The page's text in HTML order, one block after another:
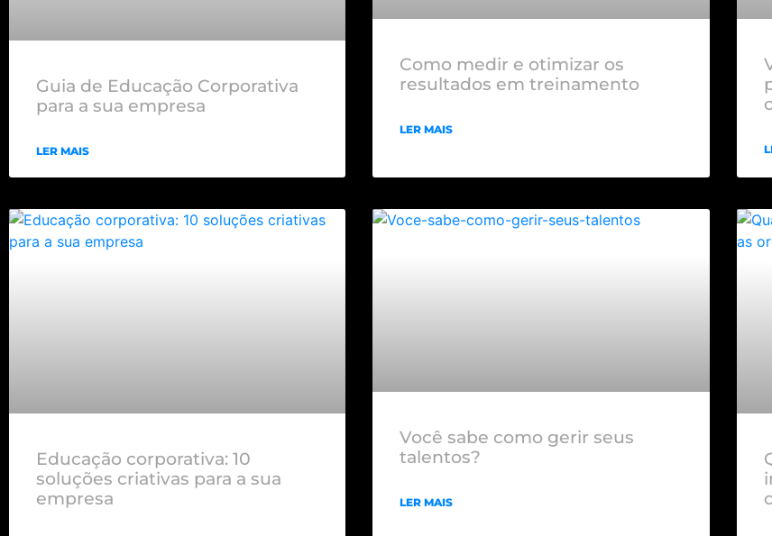
Guia de Educação Corporativa
para a sua empresa
LER MAIS
Como medir e otimizar os
resultados em treinamento
LER MAIS
Educação corporativa: 10
soluções criativas para a sua
empresa
Você sabe como gerir seus
talentos?
LER MAIS